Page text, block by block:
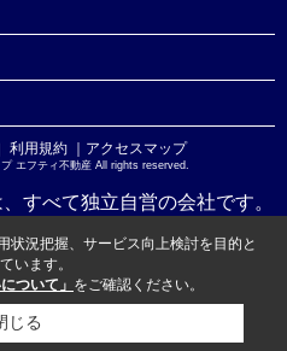
｜ 利用規約 ｜アクセスマップ
エフティ不動産 All rights reserved.
すべて独立自営の会社です。
状況把握、サービス向上検討を目的と
います。
ついて」 をご確認ください。
じる